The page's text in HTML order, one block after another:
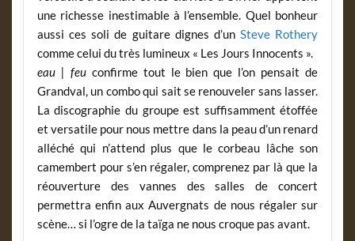
une richesse inestimable à l’ensemble. Quel bonheur
aussi ces soli de guitare dignes d’unSteve Rothery
comme celui du très lumineux « Les Jours Innocents ».
eau | feuconfirme tout le bien que l’on pensait de
Grandval, un combo qui sait se renouveler sans lasser.
La discographie du groupe est suffisamment étoffée
et versatile pour nous mettre dans la peau d’un renard
alléché qui n’attend plus que le corbeau lâche son
camembert pour s’en régaler, comprenez par là que la
réouverture des vannes des salles de concert
permettra enfin aux Auvergnats de nous régaler sur
scène… si l’ogre de la taïga ne nous croque pas avant.